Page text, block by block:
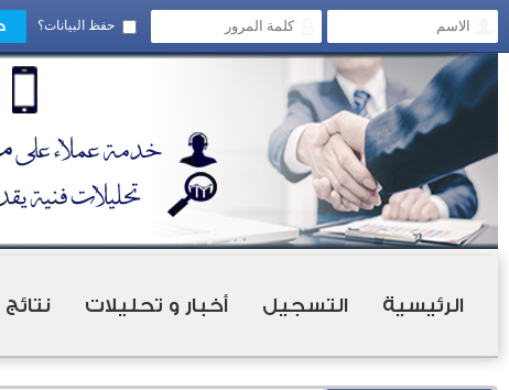
حفظ البيانات؟
الرئيسية التسجيل أخبار و تحليلات